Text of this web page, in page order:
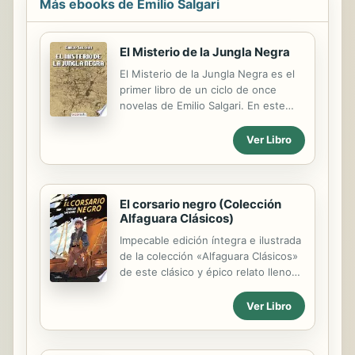
Más ebooks de Emilio Salgari
El Misterio de la Jungla Negra
El Misterio de la Jungla Negra es el
primer libro de un ciclo de once
novelas de Emilio Salgari. En este
Malasia, el protagonista es el pirata
Sandokán, un príncipe de Borneo
desposeído de su trono por el
colonialismo británico. Los británicos
—y sobre todo el llamado «rajá
blanco» de Sarawak, en Borneo,
realmente— son los principales
enemigos del héroe, quien cuenta
con el apoyo de otros personajes,
como su amigo fraterno, el
portugués Yáñez, o Sambigliong. El
ciclo mezcla dos líneas narrativas:
Ver Libro
El corsario negro (Colección
Alfaguara Clásicos)
Impecable edición íntegra e ilustrada
de la colección «Alfaguara Clásicos»
de este clásico y épico relato lleno
abordajes que ha atrapado a
generaciones de jóvenes lectores y
del Caribe». Corren tiempos de
Ver Libro